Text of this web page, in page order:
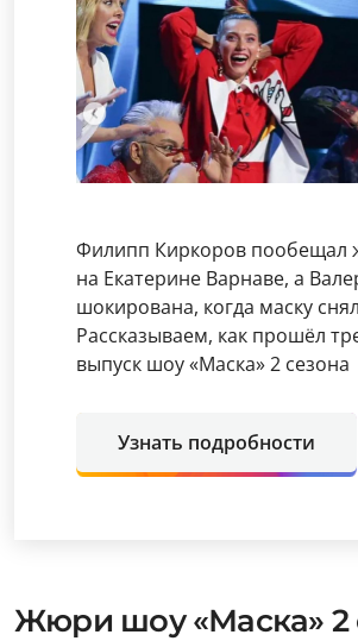
Филипп Киркоров пообещал
на Екатерине Варнаве, а
шокирована, когда маску
Рассказываем, как прошёл
выпуск шоу «Маска» 2 сезона
Узнать подробности
Жюри шоу «Маска» 2